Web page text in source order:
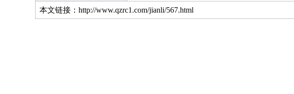
本文链接：http://www.qzrc1.com/jianli/567.html